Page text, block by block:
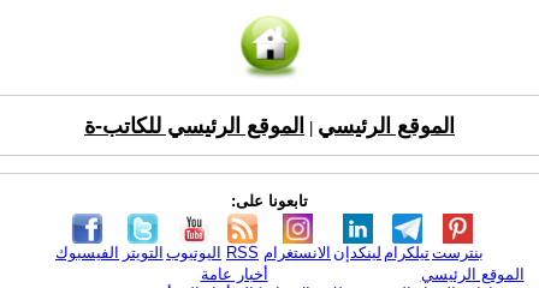
الموقع الرئيسي الموقع الرئيسي للكاتب-ة
تابعونا على:
الفيسبوك التويتر اليوتيوب RSS الانستغرام لينكدإن تيلكرامبنترست
الموقع الرئيسي
أخبار عامة